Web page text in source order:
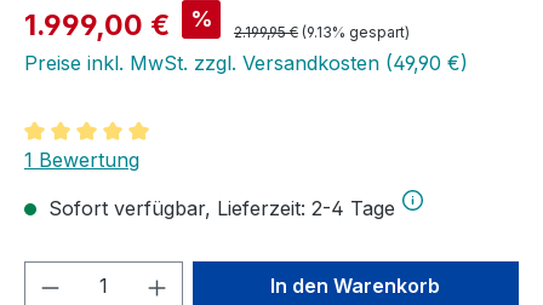
Verkaufspreis:
1.999,00 € % Regulärer Preis:
2.199,95 € (9.13% gespart)
Preise inkl. MwSt. zzgl. Versandkosten (49,90 €)
Durchschnittliche Bewertung von 5 von 5 Sternen
1 Bewertung
Sofort verfügbar, Lieferzeit: 2-4 Tage
Produkt Anzahl: Gib denIn den Warenkorb